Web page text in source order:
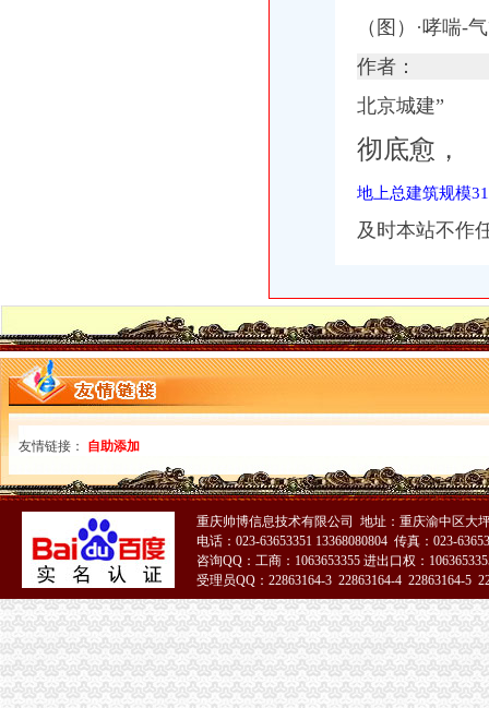
西彭园区实验小学_西彭园区实验小学地址_西彭园区实验小学电话_学
两男子违规携带23万元和田玉被海关查获-上游新闻汇聚向上的力量
两会上的企业家人大代表：原来他们关心的是这些|人大代表|两会|文化
益西彭措：中国粮食及其价格策略_经济论坛_论坛_天涯社区
重庆华万伦铝业有限公司
西彭税务局小区介绍,西彭税务局小区二手房、租房,重庆西彭税务局
从海关到西彭怎么坐公交车,快需要多久？-重庆公交查询
2008年度全国青年文明号候选单位公示公告_网易新闻
北京城建投资发展股份有限公司关于竞得重庆市九龙坡区西彭项目的公
二手市场|民初字|上诉状_凤凰资讯
西彭工业园车用制动器制造基地项目-兰格钢铁网
九龙坡西彭工业园㎡土地842万拍卖-paifun.net
重庆座斜拉式公轨两用桥合龙西彭5分钟可到江津_综合新闻_中国物
从海关到西彭二环路口怎么坐公交车,快需要多久？-重庆公交查询
重庆海外旅业（旅行社）集团有限公司江北区海关门市部
开放架桥梁重庆通世界（图）_重庆频道_凤凰网
九龙坡区西彭镇大同支路83m2房产9万余元拍卖-paifun.net
中国旅行社总社（重庆）有限公司江北区海关门市部
开放架桥梁重庆通世界-搜狐滚动
（图）·哮喘-
作者：
北京城建”
彻底愈，
地上总建筑规模
及时本站不作
友情链接： 自助添加
重庆帅博信息技术有限公司 地址：重庆渝中区大
电话：023-63653351 13368080804 传真：023-
咨询QQ：工商：1063653355 进出口权：
受理员QQ：22863164-3 22863164-4 22863164-5
51La